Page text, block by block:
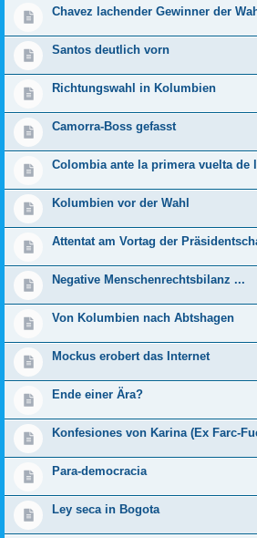
Chavez lachender Gewinner der
Santos deutlich vorn
Richtungswahl in Kolumbien
Camorra-Boss gefasst
Colombia ante la primera vuelta de
Kolumbien vor der Wahl
Attentat am Vortag der
Negative Menschenrechtsbilanz ...
Von Kolumbien nach Abtshagen
Mockus erobert das Internet
Ende einer Ära?
Konfesiones von Karina (Ex Farc-
Para-democracia
Ley seca in Bogota